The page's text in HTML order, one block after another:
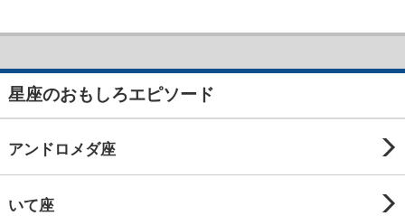
星座のおもしろエピソード
アンドロメダ座
いて座